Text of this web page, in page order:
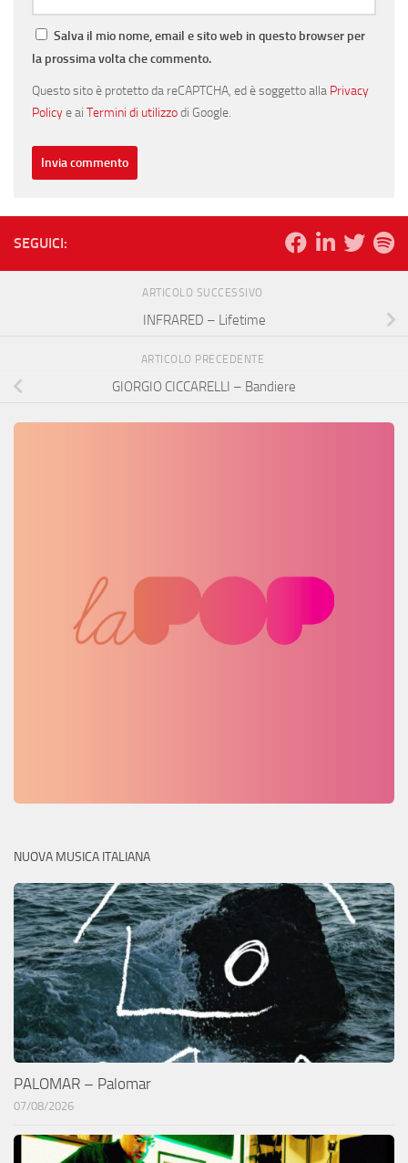
Salva il mio nome, email e sito web in questo browser per
la prossima volta che commento.
Questo sito è protetto da reCAPTCHA, ed è soggetto alla Privacy
Policye ai Termini di utilizzodi Google.
SEGUICI:
ARTICOLO SUCCESSIVO
INFRARED – Lifetime
ARTICOLO PRECEDENTE
GIORGIO CICCARELLI – Bandiere
NUOVA MUSICA ITALIANA
PALOMAR – Palomar
07/08/2026